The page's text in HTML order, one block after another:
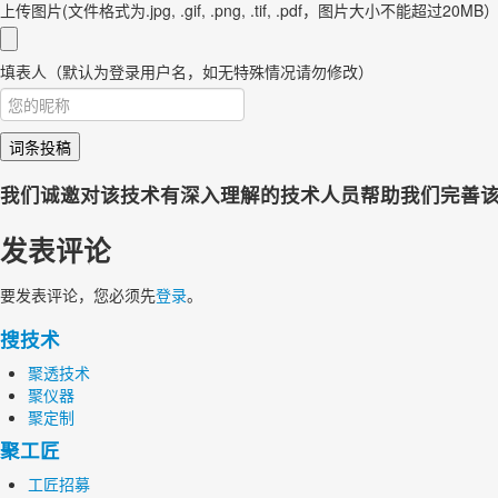
上传图片(文件格式为.jpg, .gif, .png, .tif, .pdf，图片大小不能超过20MB）
填表人（默认为登录用户名，如无特殊情况请勿修改）
词条投稿
我们诚邀对该技术有深入理解的技术人员帮助我们完善
发表评论
要发表评论，您必须先登录。
搜技术
聚透技术
聚仪器
聚定制
聚工匠
工匠招募